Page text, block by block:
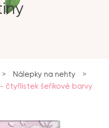
> Nálepky na nehty
>
čtyřlístek šeříkové barvy